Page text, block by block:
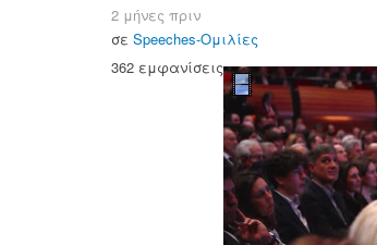
2 μήνες πριν
σε Speeches-Ομιλίες
362 εμφανίσεις